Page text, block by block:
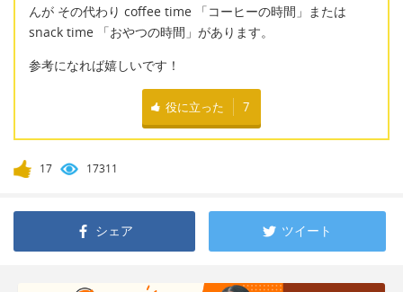
んが その代わり coffee time 「コーヒーの時間」または
snack time 「おやつの時間」があります。
参考になれば嬉しいです！
役に立った 7
17 17311
シェア ツイート